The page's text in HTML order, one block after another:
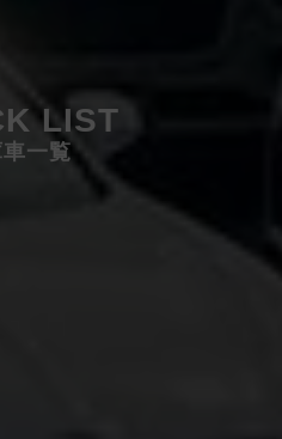
LIST
一覧